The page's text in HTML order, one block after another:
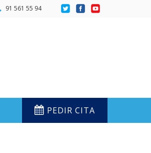
91 561 55 94
PEDIR CITA